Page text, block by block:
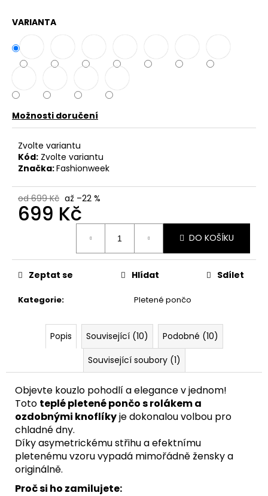
VARIANTA
Možnosti doručení
Zvolte variantu
Kód: Zvolte variantu
Značka:Fashionweek
od 699 Kč až –22 %
699 Kč
DO KOŠÍKU
Kategorie: Pletené pončo
Zeptat se Hlídat Sdílet
Popis Související (10)
Podobné (10)
Související soubory (1)
Objevte kouzlo pohodlí a elegance v jednom!
Toto teplé pletené pončo s rolákem a
ozdobnými knoflíkyje dokonalou volbou pro
chladné dny.
Díky asymetrickému střihu a efektnímu
pletenému vzoru vypadá mimořádně žensky a
originálně.
Proč si ho zamilujete:
e
m
e
DÁMSKÁ
HALENKA
KAPUCÍ
ZE
BAVLNY
UB-
949
Kč
Původně: